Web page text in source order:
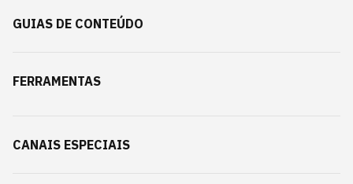
GUIAS DE CONTEÚDO
FERRAMENTAS
CANAIS ESPECIAIS